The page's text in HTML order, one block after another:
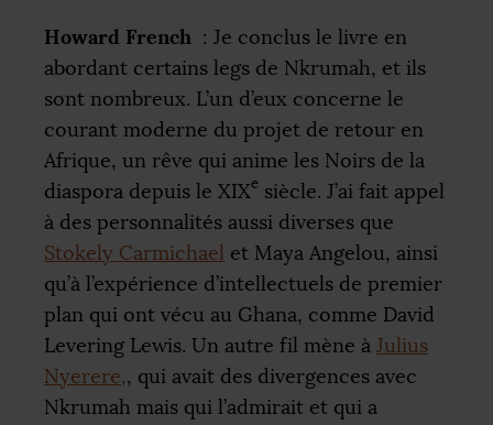
Howard French : Je conclus le livre en
abordant certains legs de Nkrumah, et ils
sont nombreux. L’un d’eux concerne le
courant moderne du projet de retour en
Afrique, un rêve qui anime les Noirs de la
diaspora depuis le XIXe siècle. J’ai fait appel
à des personnalités aussi diverses que
Stokely Carmichael et Maya Angelou, ainsi
qu’à l’expérience d’intellectuels de premier
plan qui ont vécu au Ghana, comme David
Levering Lewis. Un autre fil mène à Julius
Nyerere,, qui avait des divergences avec
Nkrumah mais qui l’admirait et qui a